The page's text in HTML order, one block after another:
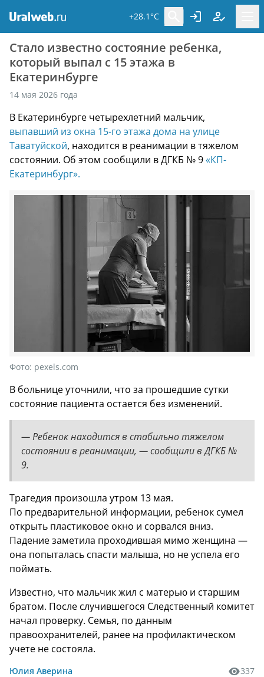
+28.1°C
Стало известно состояние ребенка,
который выпал с 15 этажа в
Екатеринбурге
14 мая 2026 года
В Екатеринбурге четырехлетний мальчик,
выпавший из окна 15-го этажа дома на улице
Таватуйской, находится в реанимации в тяжелом
состоянии. Об этом сообщили в ДГКБ № 9«КП-
Екатеринбург».
Фото: pexels.com
В больнице уточнили, что за прошедшие сутки
состояние пациента остается без изменений.
— Ребенок находится в стабильно тяжелом
состоянии в реанимации, — сообщили в ДГКБ №
9.
Трагедия произошла утром 13 мая.
По предварительной информации, ребенок сумел
открыть пластиковое окно и сорвался вниз.
Падение заметила проходившая мимо женщина —
она попыталась спасти малыша, но не успела его
поймать.
Известно, что мальчик жил с матерью и старшим
братом. После случившегося Следственный комитет
начал проверку. Семья, по данным
правоохранителей, ранее на профилактическом
учете не состояла.
Юлия Аверина 337